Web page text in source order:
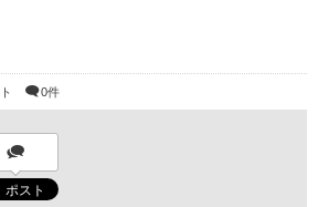
0件